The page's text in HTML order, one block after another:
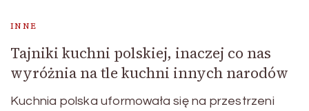
INNE
Tajniki kuchni polskiej, inaczej co nas
wyróżnia na tle kuchni innych narodów
Kuchnia polska uformowała się na przestrzeni